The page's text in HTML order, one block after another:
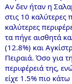
Αν δεν ήταν η
στις 10 καλύτερες
καλύτερες
τα πήγε αισθητά
(12.8%) και
Πειραιά. Όσο για
περιφέρειά της,
είχε 1.5% πιο